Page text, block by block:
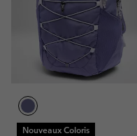
Nouveaux Coloris